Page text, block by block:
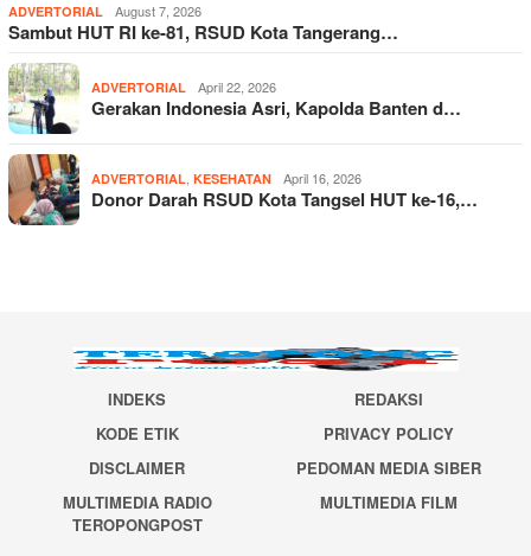
ADVERTORIAL August 7, 2026
Sambut HUT RI ke-81, RSUD Kota Tangerang…
ADVERTORIAL April 22, 2026
Gerakan Indonesia Asri, Kapolda Banten d…
ADVERTORIAL, KESEHATAN April 16, 2026
Donor Darah RSUD Kota Tangsel HUT ke-16,…
INDEKS
REDAKSI
KODE ETIK
PRIVACY POLICY
DISCLAIMER
PEDOMAN MEDIA SIBER
MULTIMEDIA RADIO
TEROPONGPOST
MULTIMEDIA FILM